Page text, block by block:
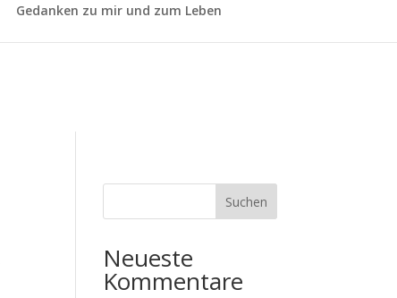
Gedanken zu mir und zum Leben
Suchen
Neueste
Kommentare